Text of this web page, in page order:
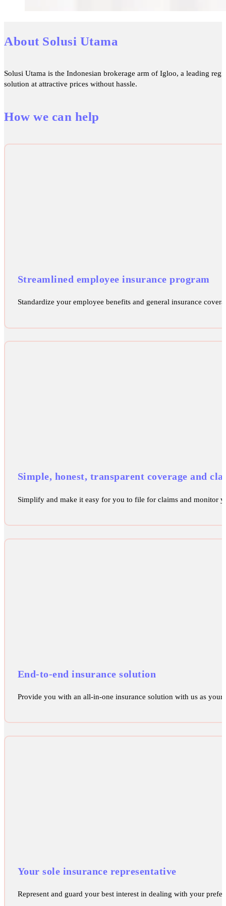
About Solusi Utama
Solusi Utama is the Indonesian brokerage arm of Igloo, a leading
solution at attractive prices without hassle.
How we can help
Streamlined employee insurance program
Standardize your employee benefits and general insurance
Simple, honest, transparent coverage and
Simplify and make it easy for you to file for claims and monitor
End-to-end insurance solution
Provide you with an all-in-one insurance solution with us as your
Your sole insurance representative
Represent and guard your best interest in dealing with your